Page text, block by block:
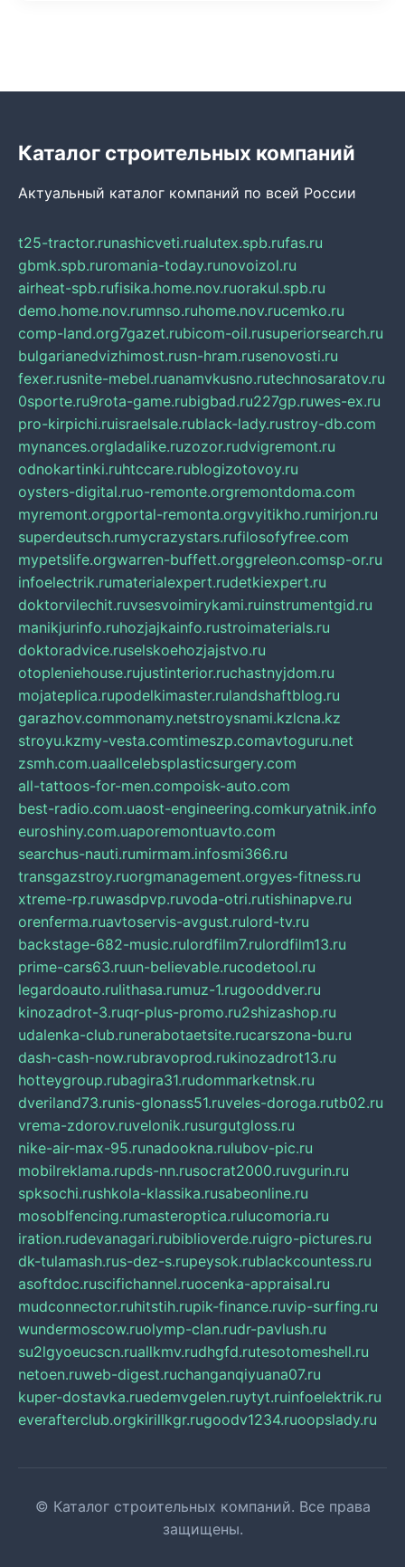
Каталог строительных компаний
Актуальный каталог компаний по всей России
t25-tractor.runashicveti.rualutex.spb.rufas.ru
gbmk.spb.ruromania-today.runovoizol.ru
airheat-spb.rufisika.home.nov.ruorakul.spb.ru
demo.home.nov.rumnso.ruhome.nov.rucemko.ru
comp-land.org7gazet.rubicom-oil.rusuperiorsearch.ru
bulgarianedvizhimost.rusn-hram.rusenovosti.ru
fexer.rusnite-mebel.ruanamvkusno.rutechnosaratov.ru
0sporte.ru9rota-game.rubigbad.ru227gp.ruwes-ex.ru
pro-kirpichi.ruisraelsale.rublack-lady.rustroy-db.com
mynances.orgladalike.ruzozor.rudvigremont.ru
odnokartinki.ruhtccare.rublogizotovoy.ru
oysters-digital.ruo-remonte.orgremontdoma.com
myremont.orgportal-remonta.orgvyitikho.rumirjon.ru
superdeutsch.rumycrazystars.rufilosofyfree.com
mypetslife.orgwarren-buffett.orggreleon.comsp-or.ru
infoelectrik.rumaterialexpert.rudetkiexpert.ru
doktorvilechit.ruvsesvoimirykami.ruinstrumentgid.ru
manikjurinfo.ruhozjajkainfo.rustroimaterials.ru
doktoradvice.ruselskoehozjajstvo.ru
otopleniehouse.rujustinterior.ruchastnyjdom.ru
mojateplica.rupodelkimaster.rulandshaftblog.ru
garazhov.commonamy.netstroysnami.kzlcna.kz
stroyu.kzmy-vesta.comtimeszp.comavtoguru.net
zsmh.com.uaallcelebsplasticsurgery.com
all-tattoos-for-men.compoisk-auto.com
best-radio.com.uaost-engineering.comkuryatnik.info
euroshiny.com.uaporemontuavto.com
searchus-nauti.rumirmam.infosmi366.ru
transgazstroy.ruorgmanagement.orgyes-fitness.ru
xtreme-rp.ruwasdpvp.ruvoda-otri.rutishinapve.ru
orenferma.ruavtoservis-avgust.rulord-tv.ru
backstage-682-music.rulordfilm7.rulordfilm13.ru
prime-cars63.ruun-believable.rucodetool.ru
legardoauto.rulithasa.rumuz-1.rugooddver.ru
kinozadrot-3.ruqr-plus-promo.ru2shizashop.ru
udalenka-club.runerabotaetsite.rucarszona-bu.ru
dash-cash-now.rubravoprod.rukinozadrot13.ru
hotteygroup.rubagira31.rudommarketnsk.ru
dveriland73.runis-glonass51.ruveles-doroga.rutb02.ru
vrema-zdorov.ruvelonik.rusurgutgloss.ru
nike-air-max-95.runadookna.rulubov-pic.ru
mobilreklama.rupds-nn.rusocrat2000.ruvgurin.ru
spksochi.rushkola-klassika.rusabeonline.ru
mosoblfencing.rumasteroptica.rulucomoria.ru
iration.rudevanagari.rubiblioverde.ruigro-pictures.ru
dk-tulamash.rus-dez-s.rupeysok.rublackcountess.ru
asoftdoc.ruscifichannel.ruocenka-appraisal.ru
mudconnector.ruhitstih.rupik-finance.ruvip-surfing.ru
wundermoscow.ruolymp-clan.rudr-pavlush.ru
su2lgyoeucscn.ruallkmv.rudhgfd.rutesotomeshell.ru
netoen.ruweb-digest.ruchanganqiyuana07.ru
kuper-dostavka.ruedemvgelen.ruytyt.ruinfoelektrik.ru
everafterclub.orgkirillkgr.rugoodv1234.ruoopslady.ru
© Каталог строительных компаний. Все права
защищены.